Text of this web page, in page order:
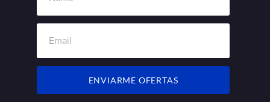
ENVIARME OFERTAS